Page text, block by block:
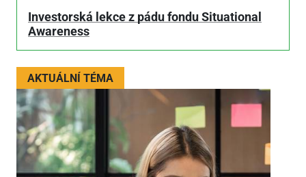
Investorská lekce z pádu fondu Situational
Awareness
AKTUÁLNÍ TÉMA